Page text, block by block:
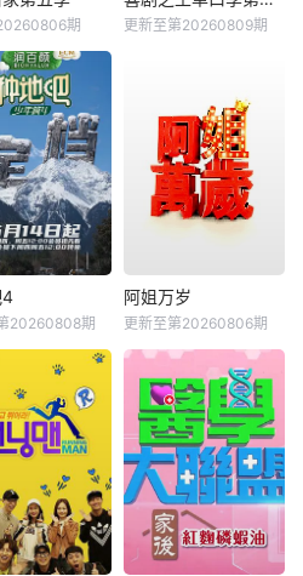
期 更新至第20260809期
4
20260808期
阿姐万岁
更新至第20260806期